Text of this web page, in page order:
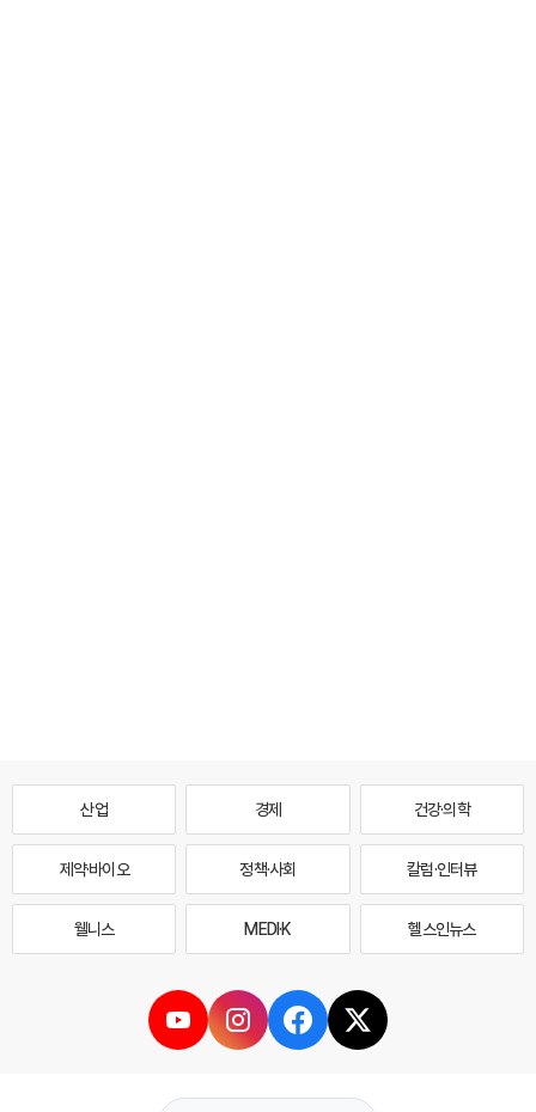
산업 경제 건강·의학
제약·바이오 정책·사회 칼럼·인터뷰
웰니스 MEDI·K 헬스인뉴스